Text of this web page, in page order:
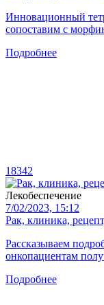
Инновационный
сопоставим с
Подробнее
18342
Лекобеспечение
7/02/2023, 15:12
Рак, клиника,
Рассказываем
онкопациентам
Подробнее